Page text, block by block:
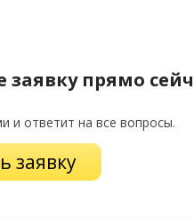
заявку прямо
и ответит на все вопросы.
заявку